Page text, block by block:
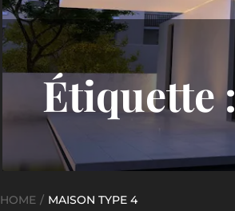
Étiquette
HOME MAISON TYPE 4